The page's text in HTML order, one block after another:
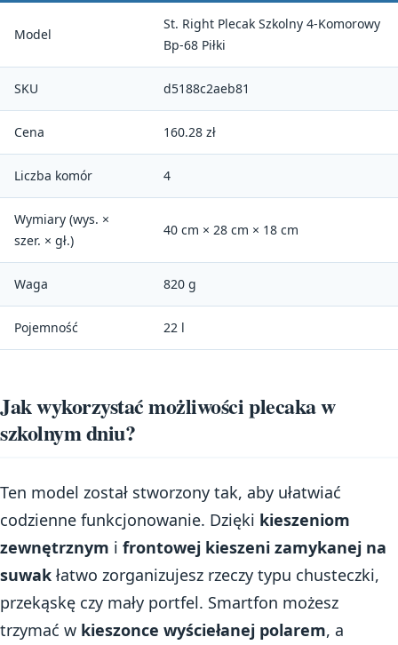
Model
St. Right Plecak Szkolny 4-Komorowy
Bp-68 Piłki
SKU d5188c2aeb81
Cena 160.28 zł
Liczba komór 4
Wymiary (wys. ×
szer. × gł.)
40 cm × 28 cm × 18 cm
Waga 820 g
Pojemność 22 l
Jak wykorzystać możliwości plecaka w
szkolnym dniu?
Ten model został stworzony tak, aby ułatwiać
codzienne funkcjonowanie. Dzięki kieszeniom
zewnętrznym i frontowej kieszeni zamykanej na
suwak łatwo zorganizujesz rzeczy typu chusteczki,
przekąskę czy mały portfel. Smartfon możesz
trzymać w kieszonce wyściełanej polarem, a